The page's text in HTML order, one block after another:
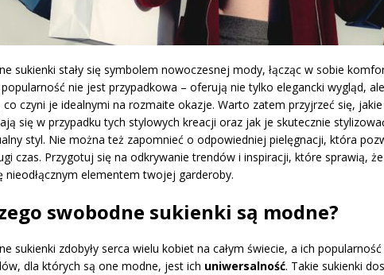
sukienki stały się symbolem nowoczesnej mody, łącząc w sobie
nie jest przypadkowa – oferują nie tylko elegancki wygląd,
co czyni je idealnymi na rozmaite okazje. Warto zatem przyjrzeć się,
się w przypadku tych stylowych kreacji oraz jak je skutecznie
styl. Nie można też zapomnieć o odpowiedniej pielęgnacji, która
czas. Przygotuj się na odkrywanie trendów i inspiracji, które sprawią,
nieodłącznym elementem twojej garderoby.
swobodne sukienki są modne?
sukienki zdobyły serca wielu kobiet na całym świecie, a ich
dla których są one modne, jest ich uniwersalność. Takie sukienki